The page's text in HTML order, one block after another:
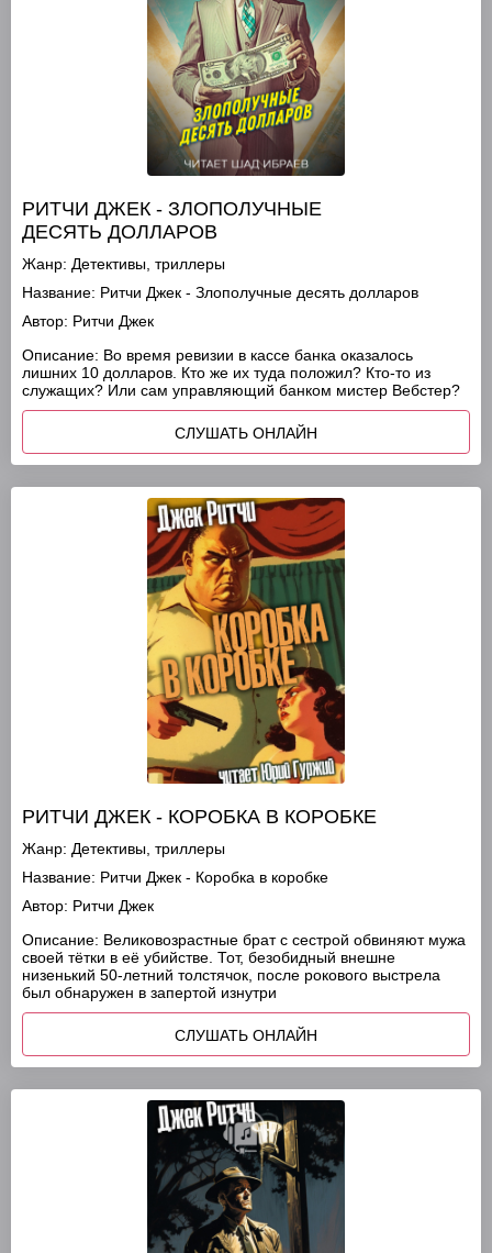
РИТЧИ ДЖЕК - ЗЛОПОЛУЧНЫЕ
ДЕСЯТЬ ДОЛЛАРОВ
Жанр: Детективы, триллеры
Название: Ритчи Джек - Злополучные десять долларов
Автор: Ритчи Джек
Описание: Во время ревизии в кассе банка оказалось
лишних 10 долларов. Кто же их туда положил? Кто-то из
служащих? Или сам управляющий банком мистер Вебстер?
СЛУШАТЬ ОНЛАЙН
РИТЧИ ДЖЕК - КОРОБКА В КОРОБКЕ
Жанр: Детективы, триллеры
Название: Ритчи Джек - Коробка в коробке
Автор: Ритчи Джек
Описание: Великовозрастные брат с сестрой обвиняют мужа
своей тётки в её убийстве. Тот, безобидный внешне
низенький 50-летний толстячок, после рокового выстрела
был обнаружен в запертой изнутри
СЛУШАТЬ ОНЛАЙН